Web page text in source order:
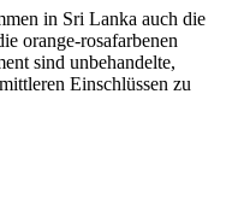
in Sri Lanka auch die
orange-rosafarbenen
sind unbehandelte,
Einschlüssen zu